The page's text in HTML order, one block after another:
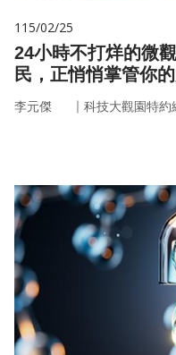
115/02/25
24小時不打烊的微
民，正悄悄掌管你
李元傑 ｜ 科技大觀園特約